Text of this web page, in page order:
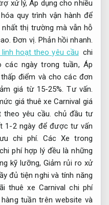
xử lý,Áp dụng cho nhiều
quy trình vận hành để
thị trường mà vẫn hỗ
Đơn vị. Phản hồi nhanh.
hoạt theo yêu cầu chi
các ngày trong tuần, Áp
điểm và cho các đơn
giá từ 15-25%.Tư vấn.
giá thuê xe Carnival giá
theo yêu cầu. chủ đầu tư
1-2 ngày để được tư vấn
chi phí. Các Xe trong
phí hợp lý đều là những
kỹ lưỡng, Giảm rủi ro xử
đủ tiện nghi và tính năng
thuê xe Carnival chi phí
tuần trên website và